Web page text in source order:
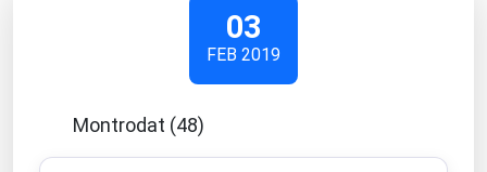
03
FEB 2019
Montrodat (48)